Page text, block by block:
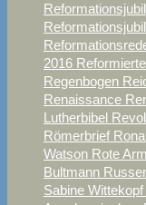
2016
Regenbogen
Renaissance
Lutherbibel
Römerbrief
Watson Rote
Bultmann
Sabine Wittekopf